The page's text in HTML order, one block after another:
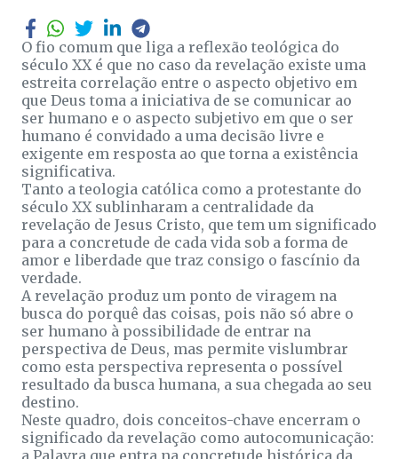
O fio comum que liga a reflexão teológica do
século XX é que no caso da revelação existe uma
estreita correlação entre o aspecto objetivo em
que Deus toma a iniciativa de se comunicar ao
ser humano e o aspecto subjetivo em que o ser
humano é convidado a uma decisão livre e
exigente em resposta ao que torna a existência
significativa.
Tanto a teologia católica como a protestante do
século XX sublinharam a centralidade da
revelação de Jesus Cristo, que tem um significado
para a concretude de cada vida sob a forma de
amor e liberdade que traz consigo o fascínio da
verdade.
A revelação produz um ponto de viragem na
busca do porquê das coisas, pois não só abre o
ser humano à possibilidade de entrar na
perspectiva de Deus, mas permite vislumbrar
como esta perspectiva representa o possível
resultado da busca humana, a sua chegada ao seu
destino.
Neste quadro, dois conceitos-chave encerram o
significado da revelação como autocomunicação:
a Palavra que entra na concretude histórica da